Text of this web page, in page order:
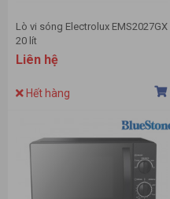
Lò vi sóng Electrolux EMS2027GX
20 lít
Liên hệ
Hết hàng